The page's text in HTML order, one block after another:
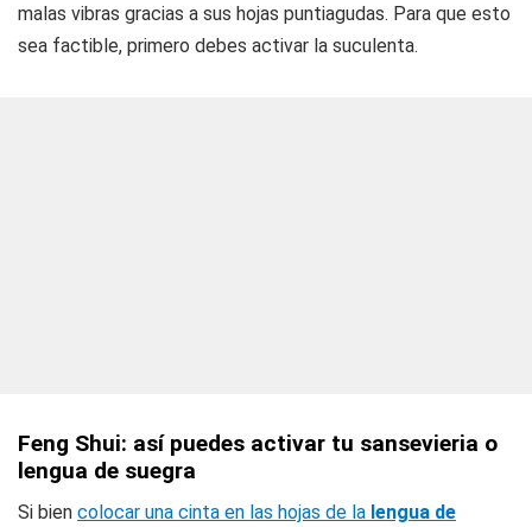
malas vibras gracias a sus hojas puntiagudas. Para que esto
sea factible, primero debes activar la suculenta.
Feng Shui: así puedes activar tu sansevieria o
lengua de suegra
Si bien colocar una cinta en las hojas de la lengua de